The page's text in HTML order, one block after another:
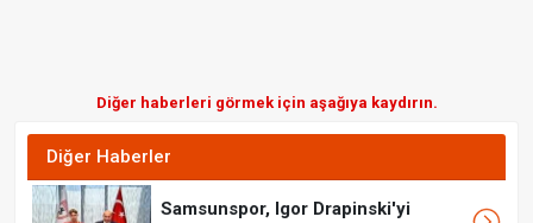
Diğer haberleri görmek için aşağıya kaydırın.
Diğer Haberler
Samsunspor, Igor Drapinski'yi